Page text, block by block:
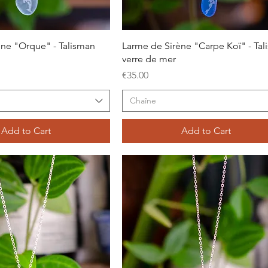
Quick View
"Orque" - Talisman
Add to Cart
Quick View
Larme de Sirène "Carpe Koï" -
verre de mer
Price
€35.00
Chaîne
Add to Cart